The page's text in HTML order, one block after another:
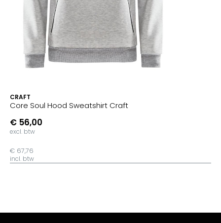
CRAFT
Core Soul Hood Sweatshirt Craft
€ 56,00
excl. btw
€ 67,76
incl. btw